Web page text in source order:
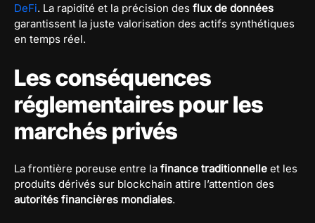
DeFi. La rapidité et la précision des flux de données
garantissent la juste valorisation des actifs synthétiques
en temps réel.
Les conséquences
réglementaires pour les
marchés privés
La frontière poreuse entre la finance traditionnelle et les
produits dérivés sur blockchain attire l’attention des
autorités financières mondiales.